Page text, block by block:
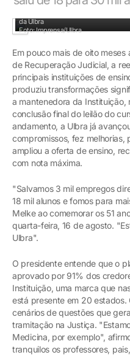
da Ulbra
Foto: Imprensa/Ulbra
Em pouco mais de oito
de Recuperação Judicial, a
principais instituições de
produziu transformações
a mantenedora da Instituição,
conclusão final do leilão do
andamento, a Ulbra já
compromissos, fez melhorias,
ampliou a oferta de ensino,
com nota máxima.
"Salvamos 3 mil empregos
18 mil alunos e fomos para
Melke ao comemorar os 51
quarta-feira, 16 de agosto.
Ulbra".
O presidente entende que o
aprovado por 91% dos
Instituição, uma marca que
está presente em 20
cenários de questões que
tramitação na Justiça.
Medicina, por exemplo",
tranquilos os professores,